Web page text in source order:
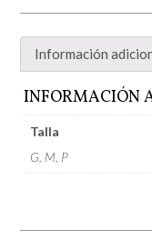
Información
INFORMACIÓN
Talla
G, M, P